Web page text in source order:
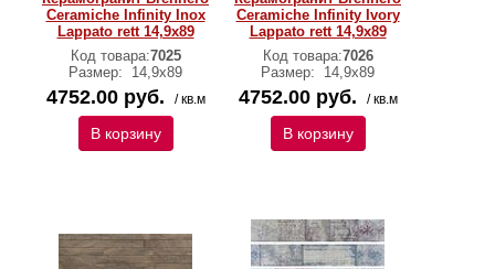
Ceramiche Infinity Inox
Lappato rett 14,9x89
Код товара:7025
Размер:
14,9x89
4752.00 руб. / кв.м
В корзину
Ceramiche Infinity Ivory
Lappato rett 14,9x89
Код товара:7026
Размер:
14,9x89
4752.00 руб. / кв.м
В корзину